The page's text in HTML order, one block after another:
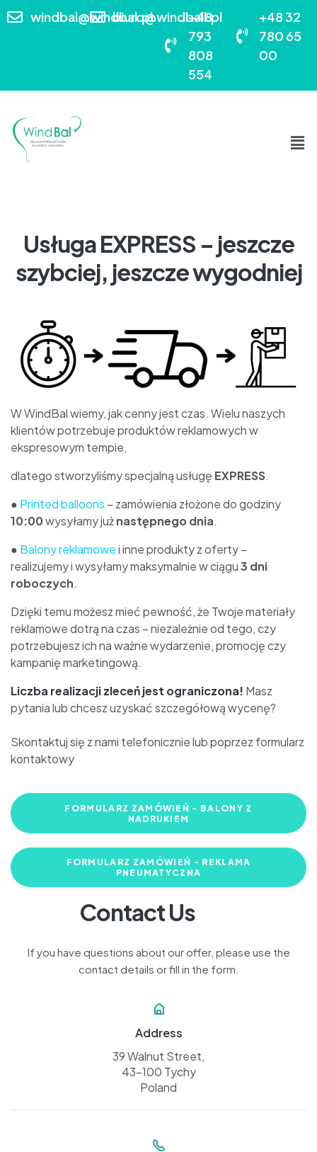
windbal@windbal.plbiuro@windball.pl
+48
793
808
554
+48 32
780 65
00
Usługa EXPRESS – jeszcze
szybciej, jeszcze wygodniej
W WindBal wiemy, jak cenny jest czas. Wielu naszych
klientów potrzebuje produktów reklamowych w
ekspresowym tempie,
dlatego stworzyliśmy specjalną usługę EXPRESS.
● Printed balloons – zamówienia złożone do godziny
10:00wysyłamy jużnastępnego dnia.
● Balony reklamowei inne produkty z oferty –
realizujemy i wysyłamy maksymalnie w ciągu3 dni
roboczych.
Dzięki temu możesz mieć pewność, że Twoje materiały
reklamowe dotrą na czas – niezależnie od tego, czy
potrzebujesz ich na ważne wydarzenie, promocję czy
kampanię marketingową.
Liczba realizacji zleceń jest ograniczona! Masz
pytania lub chcesz uzyskać szczegółową wycenę?
Skontaktuj się z nami telefonicznie lub poprzez formularz
kontaktowy
FORMULARZ ZAMÓWIEŃ - BALONY Z
NADRUKIEM
FORMULARZ ZAMÓWIEŃ - REKLAMA
PNEUMATYCZNA
Contact Us
If you have questions about our offer, please use the
contact details or fill in the form.
Address
39 Walnut Street,
43-100 Tychy
Poland